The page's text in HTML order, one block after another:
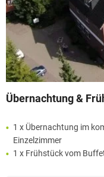
Übernachtung &
1 x Übernachtung im
Einzelzimmer
1 x Frühstück vom